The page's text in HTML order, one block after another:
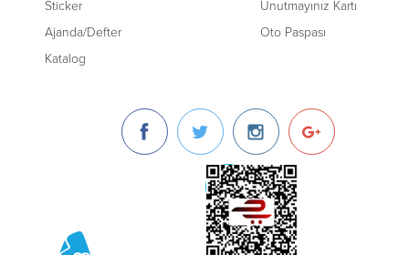
Sticker
Ajanda/Defter
Katalog
Unutmayınız Kartı
Oto Paspası